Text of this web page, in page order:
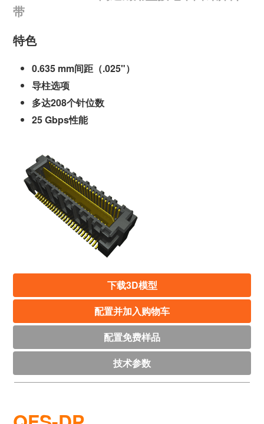
带
特色
0.635 mm间距（.025"）
导柱选项
多达208个针位数
25 Gbps性能
下载3D模型
配置并加入购物车
配置免费样品
技术参数